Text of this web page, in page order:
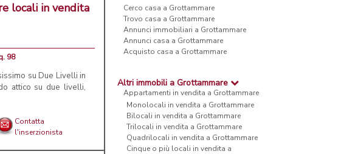
locali in vendita
98
su Due Livelli in
attico su due livelli,
Contatta
l'inserzionista
Cerco casa a Grottammare
Trovo casa a Grottammare
Annunci immobiliari a Grottammare
Annunci casa a Grottammare
Acquisto casa a Grottammare
Altri immobili a Grottammare
Appartamenti in vendita a Grottammare
Monolocali in vendita a Grottammare
Bilocali in vendita a Grottammare
Trilocali in vendita a Grottammare
Quadrilocali in vendita a Grottammare
Cinque o più locali in vendita a